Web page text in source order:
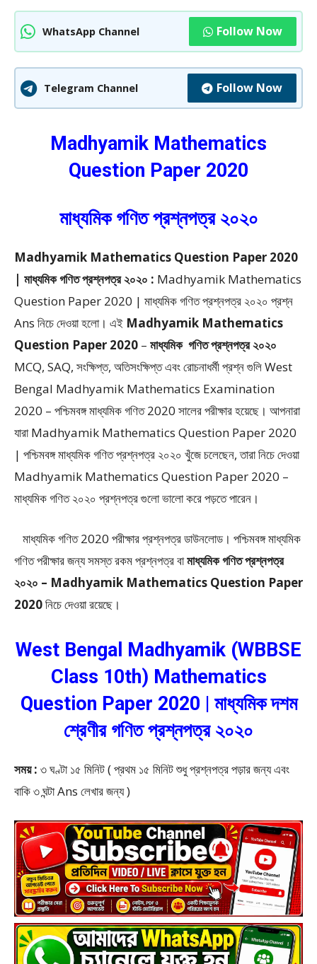
WhatsApp Channel Follow Now
Telegram Channel Follow Now
Madhyamik Mathematics
Question Paper 2020
মাধ্যমিক গণিত প্রশ্নপত্র ২০২০
Madhyamik Mathematics Question Paper 2020
| মাধ্যমিক গণিত প্রশ্নপত্র ২০২০ : Madhyamik Mathematics
Question Paper 2020 | মাধ্যমিক গণিত প্রশ্নপত্র ২০২০ প্রশ্ন
Ans নিচে দেওয়া হলো। এই Madhyamik Mathematics
Question Paper 2020 – মাধ্যমিক গণিত প্রশ্নপত্র ২০২০
MCQ, SAQ, সংক্ষিপ্ত, অতিসংক্ষিপ্ত এবং রোচনাধর্মী প্রশ্ন গুলি West
Bengal Madhyamik Mathematics Examination
2020 – পশ্চিমবঙ্গ মাধ্যমিক গণিত 2020 সালের পরীক্ষার হয়েছে। আপনারা
যারা Madhyamik Mathematics Question Paper 2020
| পশ্চিমবঙ্গ মাধ্যমিক গণিত প্রশ্নপত্র ২০২০ খুঁজে চলেছেন, তারা নিচে দেওয়া
Madhyamik Mathematics Question Paper 2020 –
মাধ্যমিক গণিত ২০২০ প্রশ্নপত্র গুলো ভালো করে পড়তে পারেন।
মাধ্যমিক গণিত 2020 পরীক্ষার প্রশ্নপত্র ডাউনলোড। পশ্চিমবঙ্গ মাধ্যমিক
গণিত পরীক্ষার জন্য সমস্ত রকম প্রশ্নপত্র বামাধ্যমিক গণিত প্রশ্নপত্র
২০২০ – Madhyamik Mathematics Question Paper
2020নিচে দেওয়া রয়েছে।
West Bengal Madhyamik (WBBSE
Class 10th) Mathematics
Question Paper 2020 | মাধ্যমিক দশম
শ্রেণীর গণিত প্রশ্নপত্র ২০২০
সময় : ৩ ঘণ্টা ১৫ মিনিট ( প্রথম ১৫ মিনিট শুধু প্রশ্নপত্র পড়ার জন্য এবং
বাকি ৩ ঘন্টা Ans লেখার জন্য )